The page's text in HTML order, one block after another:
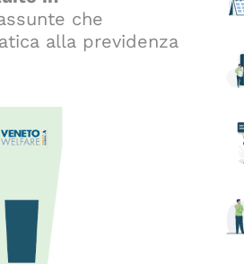
che
alla previdenza